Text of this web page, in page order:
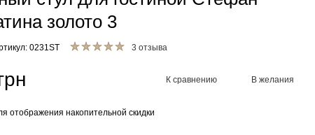
золото 3
0231ST 3 отзыва
К сравнению В желания
отображения накопительной скидки